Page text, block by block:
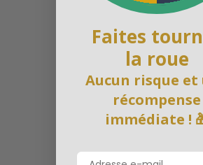
Faites
la roue
Aucun risque et
récompense
immédiate !